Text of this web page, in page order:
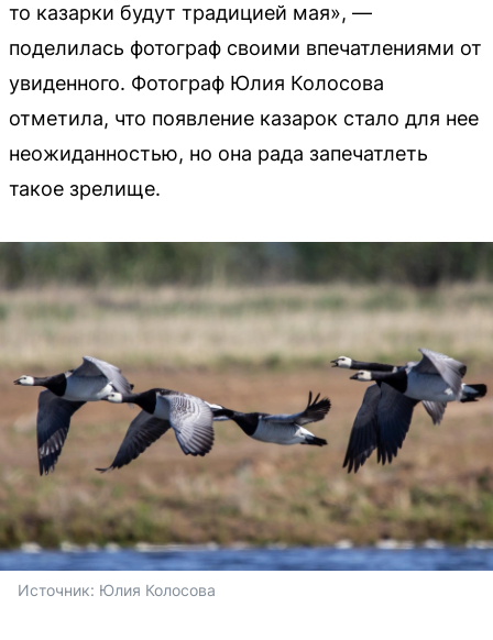
то казарки будут традицией мая», —
поделилась фотограф своими впечатлениями от
увиденного. Фотограф Юлия Колосова
отметила, что появление казарок стало для нее
неожиданностью, но она рада запечатлеть
такое зрелище.
Источник: Юлия Колосова